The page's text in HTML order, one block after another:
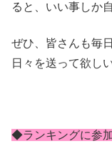
ると、いい事しか
ぜひ、皆さんも毎
日々を送って欲し
◆ランキングに参